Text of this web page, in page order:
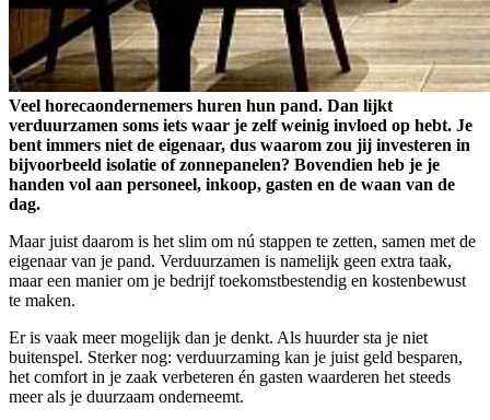
Veel horecaondernemers huren hun pand. Dan lijkt
verduurzamen soms iets waar je zelf weinig invloed op hebt. Je
bent immers niet de eigenaar, dus waarom zou jij investeren in
bijvoorbeeld isolatie of zonnepanelen? Bovendien heb je je
handen vol aan personeel, inkoop, gasten en de waan van de
dag.
Maar juist daarom is het slim om nú stappen te zetten, samen met de
eigenaar van je pand. Verduurzamen is namelijk geen extra taak,
maar een manier om je bedrijf toekomstbestendig en kostenbewust
te maken.
Er is vaak meer mogelijk dan je denkt. Als huurder sta je niet
buitenspel. Sterker nog: verduurzaming kan je juist geld besparen,
het comfort in je zaak verbeteren én gasten waarderen het steeds
meer als je duurzaam onderneemt.